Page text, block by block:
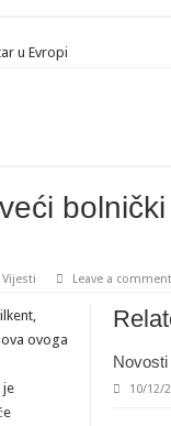
Turska jedan od
u Evropi
Vijesti Leave a comment
10/12/
ovoga
je